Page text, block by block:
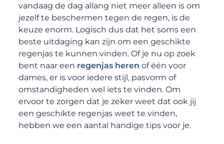
vandaag de dag allang niet meer alleen is om
jezelf te beschermen tegen de regen, is de
keuze enorm. Logisch dus dat het soms een
beste uitdaging kan zijn om een geschikte
regenjas te kunnen vinden. Of je nu op zoek
bent naar een regenjas heren of één voor
dames, er is voor iedere stijl, pasvorm of
omstandigheden wel iets te vinden. Om
ervoor te zorgen dat je zeker weet dat ook jij
een geschikte regenjas weet te vinden,
hebben we een aantal handige tips voor je.